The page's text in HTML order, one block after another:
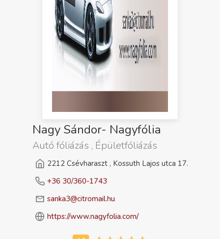
Nagy Sándor- Nagyfólia
Autó fóliázás , Épületfóliázás
2212 Csévharaszt , Kossuth Lajos utca 17.
+36 30/360-1743
sanka3@citromail.hu
https://www.nagyfolia.com/